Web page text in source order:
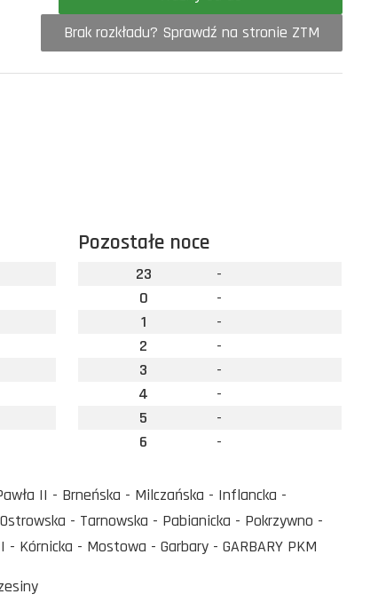
Brak rozkładu? Sprawdź na stronie ZTM
Pozostałe noce
23
-
0
-
1
-
2
-
3
-
4
-
5
-
6
-
II - Brneńska - Milczańska - Inflancka -
- Tarnowska - Pabianicka - Pokrzywno -
- Mostowa - Garbary - GARBARY PKM